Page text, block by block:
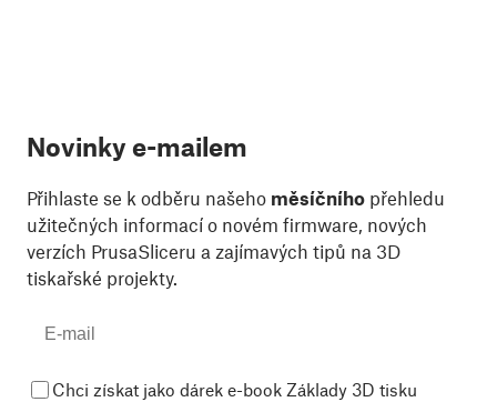
Novinky e-mailem
Přihlaste se k odběru našeho měsíčního přehledu
užitečných informací o novém firmware, nových
verzích PrusaSliceru a zajímavých tipů na 3D
tiskařské projekty.
Chci získat jako dárek e-book Základy 3D tisku